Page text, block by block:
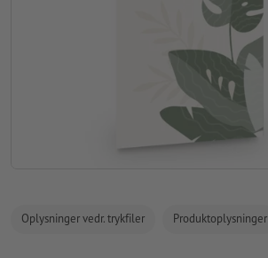
Oplysninger vedr. trykfiler Produktoplysninger